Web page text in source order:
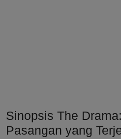
Sinopsis The
Pasangan yang